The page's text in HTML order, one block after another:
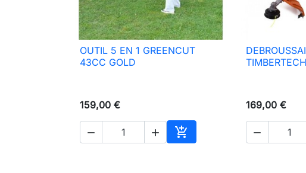
 Vista rápida
OUTIL 5 EN 1 GREENCUT
43CC GOLD
159,00 €
  
Añadir al carrito

169,00 €
